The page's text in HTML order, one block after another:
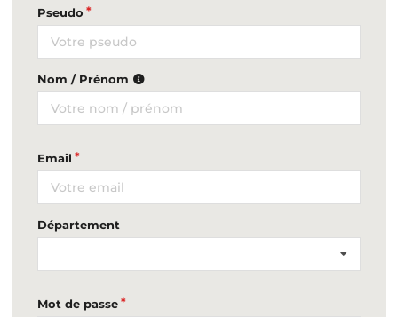
Pseudo
Nom / Prénom
Email
Département
Mot de passe